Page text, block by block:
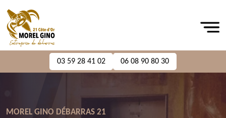
03 59 28 41 02 06 08 90 80 30
MOREL GINO DÉBARRAS 21